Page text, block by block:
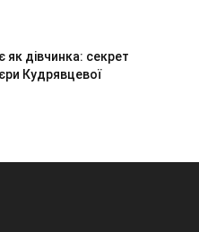
як дівчинка: секрет
Кудрявцевої